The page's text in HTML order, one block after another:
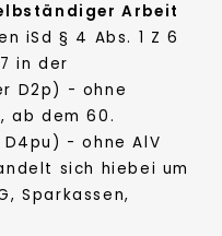
Arbeit
iSd § 4 Abs. 1 Z 6
in der
D2p) - ohne
ab dem 60.
- ohne AlV
sich hiebei um
Sparkassen,